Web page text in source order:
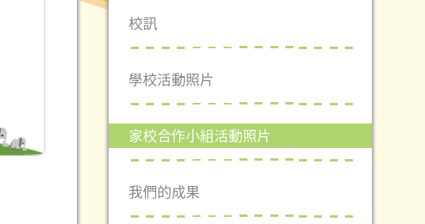
校訊
學校活動照片
家校合作小組活動照片
我們的成果